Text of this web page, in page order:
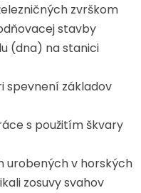
zvrškom
stavby
(dna) na stanici
spevnení základov
s použitím škvary
urobených v horských
zosuvy svahov